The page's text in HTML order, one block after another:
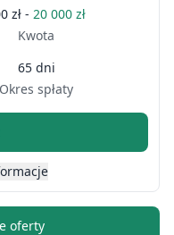
zł - 20 000 zł
Kwota
65 dni
Okres spłaty
oferty